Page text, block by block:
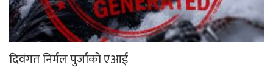
दिवंगत निर्मल पुर्जाको एआई